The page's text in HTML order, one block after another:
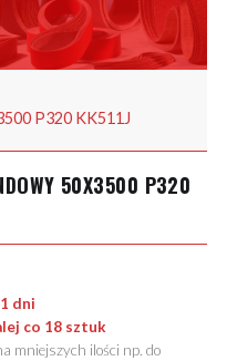
P320 KK511J
50X3500 P320
dni
co 18 sztuk
mniejszych ilości np. do